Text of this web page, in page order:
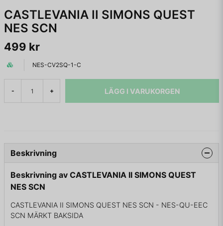
CASTLEVANIA II SIMONS QUEST
NES SCN
499 kr
NES-CV2SQ-1-C
- + LÄGG I VARUKORGEN
Beskrivning
Beskrivning av CASTLEVANIA II SIMONS QUEST
NES SCN
CASTLEVANIA II SIMONS QUEST NES SCN - NES-QU-EEC
SCN MÄRKT BAKSIDA